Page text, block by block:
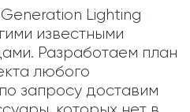
Lighting
известными
Разработаем план
любого
запросу доставим